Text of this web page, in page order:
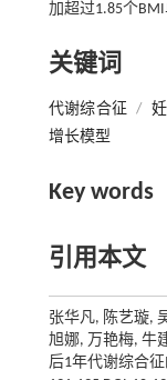
加超过1.85个
关键词
代谢综合征 /
增长模型
Key words
引用本文
张华凡, 陈艺璇,
旭娜, 万艳梅, 牛
后1年代谢综合征